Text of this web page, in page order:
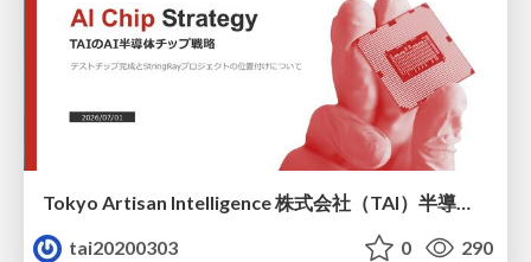
Tokyo Artisan Intelligence 株式会社（TAI）半導体戦略_最新版
tai20200303
0 290